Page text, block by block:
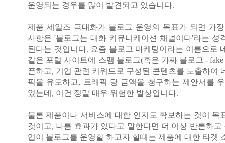
운영되는 경우를 많이 발견되고 있습니다.
제품 세일즈 극대화가 블로그 운영의 목표가 되면 가
사항은 '블로그는 대화 커뮤니케이션 채널이다'라는 성
된다는 것입니다. 요즘 블로그 마케팅이라는 이름으로
같은 포털 사이트에 스팸 블로그(혹은 가짜 블로그 -
픈하고, 기업 관련 키워드로 구성된 콘텐츠를 노출하여
픽을 유도하고, 트래픽 당 금액을 청구하는 제안서를
었는데, 이건 정말 매우 위험한 발상입니다.
물론 제품이나 서비스에 대한 인지도 확보하는 것이 목
것이고, 나름 효과가 있다고 말한다면 더 이상 반론하고
업이 블로그를 운영할 하고자 할때는 제품에 대한 타겟